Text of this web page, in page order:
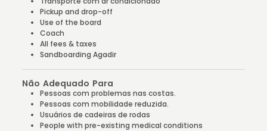
Pickup and drop-off
Use of the board
Coach
All fees & taxes
Sandboarding Agadir
Não Adequado Para
Pessoas com problemas nas costas.
Pessoas com mobilidade reduzida.
Usuários de cadeiras de rodas
People with pre-existing medical conditions